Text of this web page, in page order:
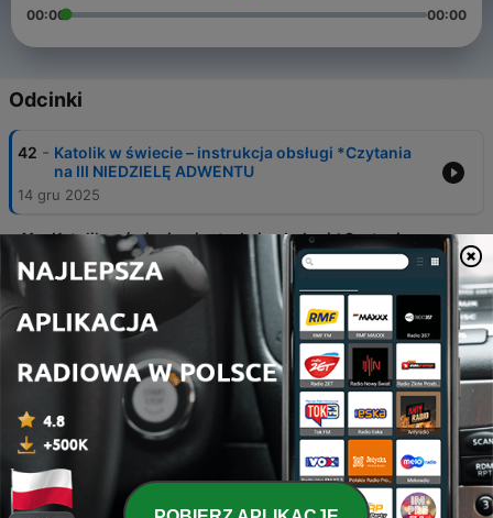
00:00 00:00
Odcinki
42 - Katolik w świecie – instrukcja obsługi *Czytania
na III NIEDZIELĘ ADWENTU
14 gru 2025
41 - Katolik w świecie – instrukcja obsługi *Czytania na
II NIEDZIELĘ ADWENTU
07 gru 2025
40 - Katolik w świecie – instrukcja obsługi *Czytania
na I NIEDZIELĘ ADWENTU
28 lis 2025
39
Katolik w świecie – instrukcja obsługi *Czytania
na UROCZYSTOŚĆ JEZUSA CHRYSTUSA KRÓLA
WSZECHŚWIATA
23 lis 2025